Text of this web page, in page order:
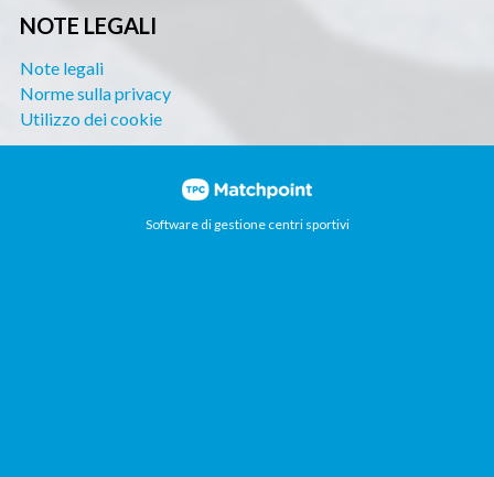
NOTE LEGALI
Note legali
Norme sulla privacy
Utilizzo dei cookie
Software di gestione centri sportivi